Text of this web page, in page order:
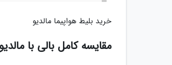
خرید بلیط هواپیما مالدیو
مقایسه کامل بالی با